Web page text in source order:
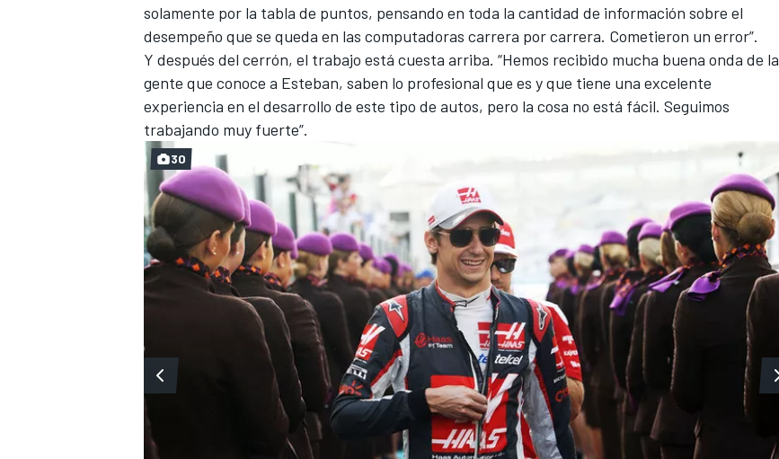
WRC
solamente por la tabla de puntos, pensando en toda la cantidad de información sobre el
desempeño que se queda en las computadoras carrera por carrera. Cometieron un error”.
Y después del cerrón, el trabajo está cuesta arriba. “Hemos recibido mucha buena onda de la
gente que conoce a Esteban, saben lo profesional que es y que tiene una excelente
experiencia en el desarrollo de este tipo de autos, pero la cosa no está fácil. Seguimos
trabajando muy fuerte”.
30